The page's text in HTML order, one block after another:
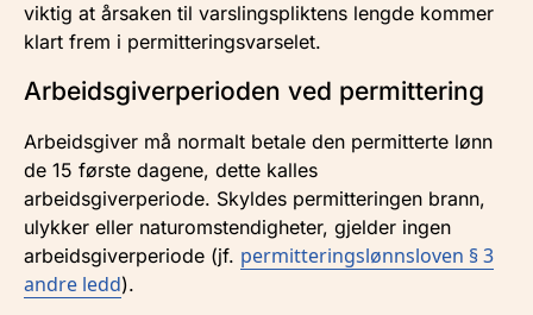
viktig at årsaken til varslingspliktens lengde kommer
klart frem i permitteringsvarselet.
Arbeidsgiverperioden ved permittering
Arbeidsgiver må normalt betale den permitterte lønn
de 15 første dagene, dette kalles
arbeidsgiverperiode. Skyldes permitteringen brann,
ulykker eller naturomstendigheter, gjelder ingen
arbeidsgiverperiode (jf. permitteringslønnsloven § 3
andre ledd).